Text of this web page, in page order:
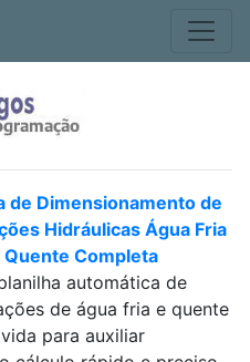
de Dimensionamento de
Hidráulicas Água Fria
Quente Completa
automática de
de água fria e quente
para auxiliar